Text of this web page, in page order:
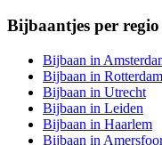
Bijbaantjes per regio
Bijbaan in
Bijbaan in Rotterdam
Bijbaan in Utrecht
Bijbaan in Leiden
Bijbaan in Haarlem
Bijbaan in